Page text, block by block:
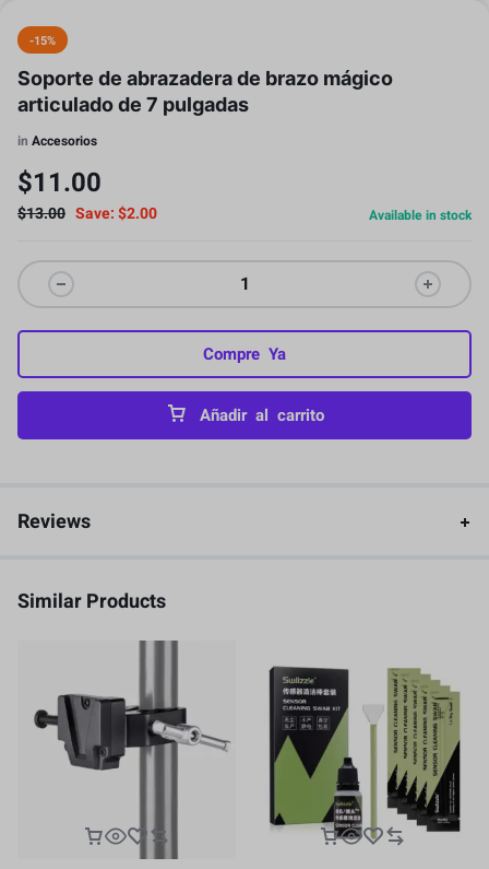
-15%
Soporte de abrazadera de brazo mágico
articulado de 7 pulgadas
in Accesorios
$11.00
$13.00 Save:$2.00 Available in stock
Añadir al carrito
Compre Ya
Reviews
Similar Products